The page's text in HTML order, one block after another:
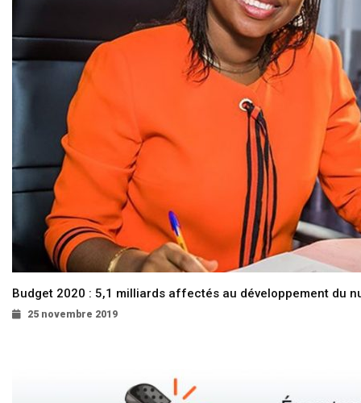
Budget 2020 : 5,1 milliards affectés au développement du
25 novembre 2019